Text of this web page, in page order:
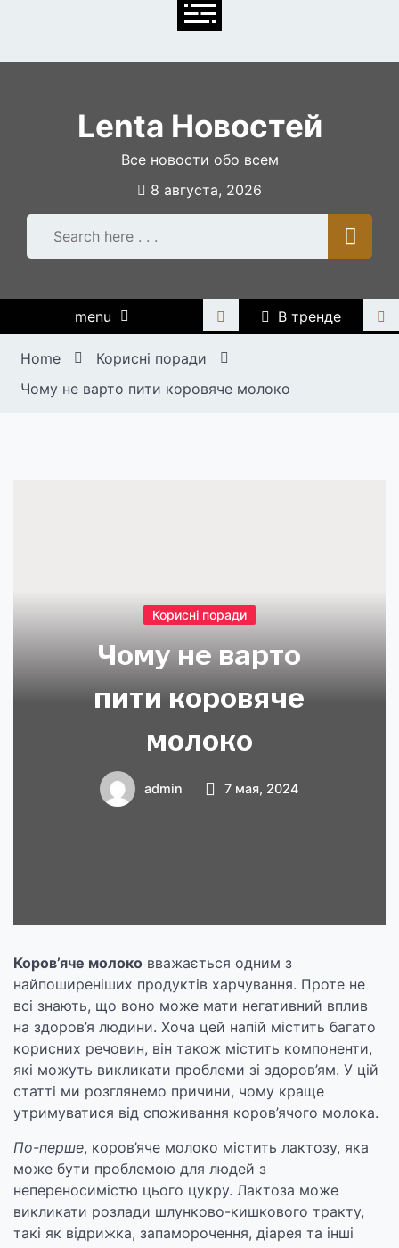
Lenta Новостей
Все новости обо всем
8 августа, 2026
menu В тренде
Home
Корисні поради
Чому не варто пити коровяче молоко
Корисні поради
Чому не варто
пити коровяче
молоко
admin 7 мая, 2024
Коров’яче молоко вважається одним з
найпоширеніших продуктів харчування. Проте не
всі знають, що воно може мати негативний вплив
на здоров’я людини. Хоча цей напій містить багато
корисних речовин, він також містить компоненти,
які можуть викликати проблеми зі здоров’ям. У цій
статті ми розглянемо причини, чому краще
утримуватися від споживання коров’ячого молока.
По-перше, коров’яче молоко містить лактозу, яка
може бути проблемою для людей з
непереносимістю цього цукру. Лактоза може
викликати розлади шлунково-кишкового тракту,
такі як відрижка, запаморочення, діарея та інші